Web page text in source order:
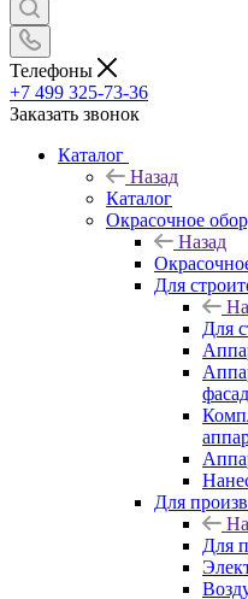
Телефоны
+7 499 325-73-36
Заказать звонок
Каталог
Назад
Каталог
Окрасочное
Назад
Для
Для
Для
Для